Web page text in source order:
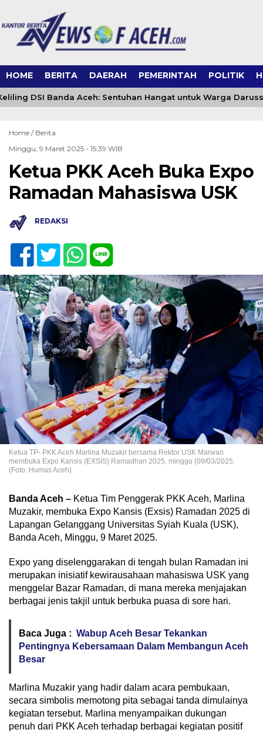
HOME BERITA DAERAH PEMERINTAH POLITIK
DSI Banda Aceh: Sentuhan Hangat untuk Warga
Home / Berita
Minggu, 9 Maret 2025 - 15:39 WIB
Ketua PKK Aceh Buka Expo
Ramadan Mahasiswa USK
REDAKSI
Ketua TP- PKK Aceh Marlina Muzakir bersama Rektor USK Marwan
membuka Expo Kansis (EXSIS) Ramadhan 2025, minggu (09/03/2025.
(Foto: Humas Aceh)
Banda Aceh – Ketua Tim Penggerak PKK Aceh, Marlina
Muzakir, membuka Expo Kansis (Exsis) Ramadan 2025 di
Lapangan Gelanggang Universitas Syiah Kuala (USK),
Banda Aceh, Minggu, 9 Maret 2025.
Expo yang diselenggarakan di tengah bulan Ramadan ini
merupakan inisiatif kewirausahaan mahasiswa USK yang
menggelar Bazar Ramadan, di mana mereka menjajakan
berbagai jenis takjil untuk berbuka puasa di sore hari.
Baca Juga : Wabup Aceh Besar Tekankan
Pentingnya Kebersamaan Dalam Membangun Aceh
Besar
Marlina Muzakir yang hadir dalam acara pembukaan,
secara simbolis memotong pita sebagai tanda dimulainya
kegiatan tersebut. Marlina menyampaikan dukungan
penuh dari PKK Aceh terhadap berbagai kegiatan positif